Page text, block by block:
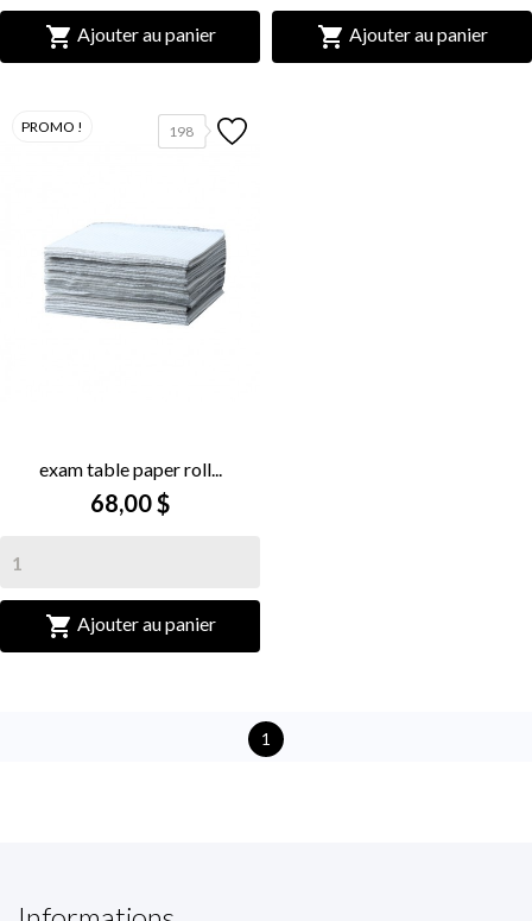
 Ajouter au panier  Ajouter au panier
198
PROMO !
exam table paper roll...
68,00 $
 Ajouter au panier
1